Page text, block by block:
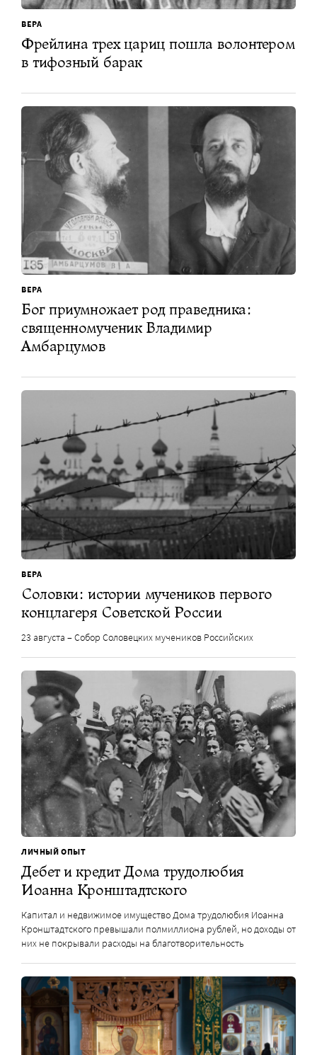
ВЕРА
Фрейлина трех цариц пошла волонтером
в тифозный барак
ВЕРА
Бог приумножает род праведника:
священномученик Владимир
Амбарцумов
ВЕРА
Соловки: истории мучеников первого
концлагеря Советской России
23 августа – Собор Соловецких мучеников Российских
ЛИЧНЫЙ ОПЫТ
Дебет и кредит Дома трудолюбия
Иоанна Кронштадтского
Капитал и недвижимое имущество Дома трудолюбия Иоанна
Кронштадтского превышали полмиллиона рублей, но доходы от
них не покрывали расходы на благотворительность